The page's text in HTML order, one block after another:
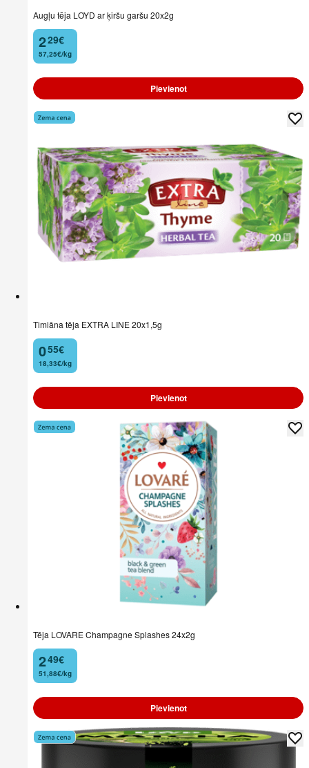
Augļu tēja LOYD ar ķiršu garšu 20x2g
2
. 29€
57,25€/kg
Pievienot
Timiāna tēja EXTRA LINE 20x1,5g
0
. 55€
18,33€/kg
Pievienot
Tēja LOVARE Champagne Splashes 24x2g
2
. 49€
51,88€/kg
Pievienot